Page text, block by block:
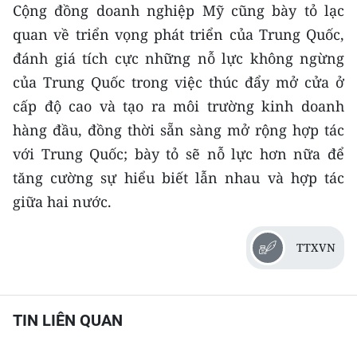
한국어
Cộng đồng doanh nghiệp Mỹ cũng bày tỏ lạc
quan về triển vọng phát triển của Trung Quốc,
đánh giá tích cực những nỗ lực không ngừng
của Trung Quốc trong việc thúc đẩy mở cửa ở
cấp độ cao và tạo ra môi trường kinh doanh
hàng đầu, đồng thời sẵn sàng mở rộng hợp tác
với Trung Quốc; bày tỏ sẽ nỗ lực hơn nữa để
tăng cường sự hiểu biết lẫn nhau và hợp tác
giữa hai nước.
TTXVN
TIN LIÊN QUAN